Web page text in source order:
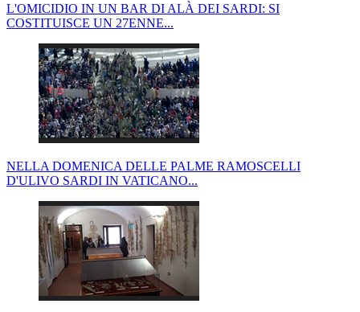
L'OMICIDIO IN UN BAR DI ALÀ DEI SARDI: SI
COSTITUISCE UN 27ENNE...
NELLA DOMENICA DELLE PALME RAMOSCELLI
D'ULIVO SARDI IN VATICANO...